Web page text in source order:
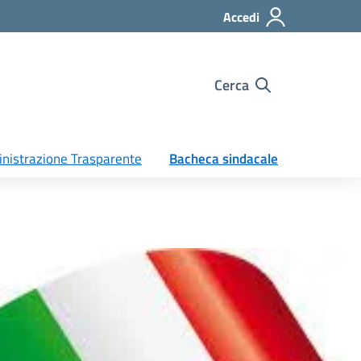
Accedi
Cerca
Trasparente Bacheca sindacale